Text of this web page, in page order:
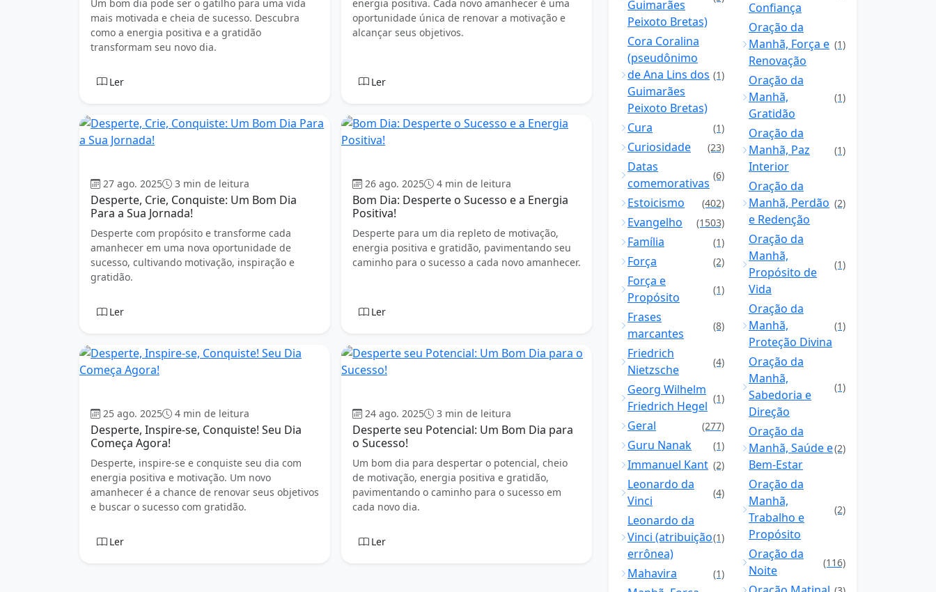
Um bom dia pode ser o gatilho para uma vida
mais motivada e cheia de sucesso. Descubra
como a energia positiva e a gratidão
transformam seu novo dia.
Ler
energia positiva. Cada novo amanhecer é uma
oportunidade única de renovar a motivação e
alcançar seus objetivos.
Ler
27 ago. 2025 3 min de leitura
Desperte, Crie, Conquiste: Um Bom Dia
Para a Sua Jornada!
Desperte com propósito e transforme cada
amanhecer em uma nova oportunidade de
sucesso, cultivando motivação, inspiração e
gratidão.
Ler
26 ago. 2025 4 min de leitura
Bom Dia: Desperte o Sucesso e a Energia
Positiva!
Desperte para um dia repleto de motivação,
energia positiva e gratidão, pavimentando seu
caminho para o sucesso a cada novo amanhecer.
Ler
25 ago. 2025 4 min de leitura
Desperte, Inspire-se, Conquiste! Seu Dia
Começa Agora!
Desperte, inspire-se e conquiste seu dia com
energia positiva e motivação. Um novo
amanhecer é a chance de renovar seus objetivos
e buscar o sucesso com gratidão.
Ler
24 ago. 2025 3 min de leitura
Desperte seu Potencial: Um Bom Dia para
o Sucesso!
Um bom dia para despertar o potencial, cheio
de motivação, energia positiva e gratidão,
pavimentando o caminho para o sucesso em
cada novo dia.
Ler
Guimarães
Peixoto Bretas)
Cora Coralina
(pseudônimo
de Ana Lins dos
Guimarães
Peixoto Bretas)
(1)
Cura (1)
Curiosidade (23)
Datas
comemorativas
(6)
Estoicismo (402)
Evangelho (1503)
Família (1)
Força (2)
Força e
Propósito
(1)
Frases
marcantes
(8)
Friedrich
Nietzsche
(4)
Georg Wilhelm
Friedrich Hegel
(1)
Geral (277)
Guru Nanak (1)
Immanuel Kant (2)
Leonardo da
Vinci
(4)
Leonardo da
Vinci (atribuição
errônea)
(1)
Mahavira (1)
Confiança
Oração da
Manhã, Força e
Renovação
(1)
Oração da
Manhã,
Gratidão
(1)
Oração da
Manhã, Paz
Interior
(1)
Oração da
Manhã, Perdão
e Redenção
(2)
Oração da
Manhã,
Propósito de
Vida
(1)
Oração da
Manhã,
Proteção Divina
(1)
Oração da
Manhã,
Sabedoria e
Direção
(1)
Oração da
Manhã, Saúde e
Bem-Estar
(2)
Oração da
Manhã,
Trabalho e
Propósito
(2)
Oração da
Noite
(116)